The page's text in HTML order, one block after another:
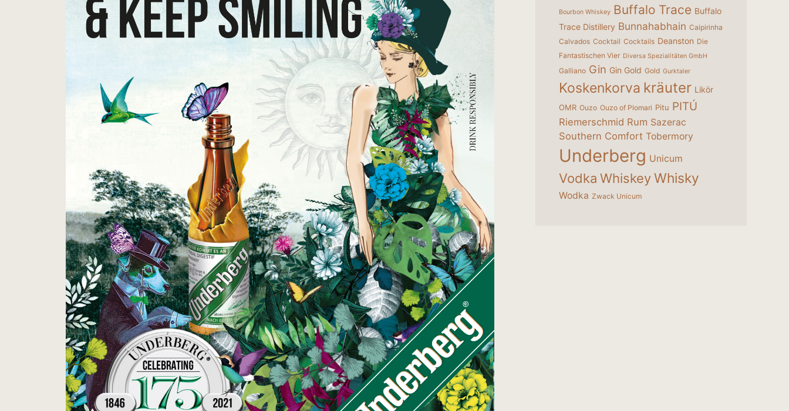
Bourbon Whiskey Buffalo Trace Buffalo
Trace Distillery Bunnahabhain Caipirinha
Calvados Cocktail Cocktails Deanston Die
Fantastischen Vier Diversa Spezialitäten GmbH
Galliano Gin Gin Gold Gold Gurktaler
Koskenkorva kräuter Likör
OMR Ouzo Ouzo of Plomari Pitu PITÚ
Riemerschmid Rum Sazerac
Southern Comfort Tobermory
Underberg Unicum
Vodka WhiskeyWhisky
Wodka Zwack Unicum